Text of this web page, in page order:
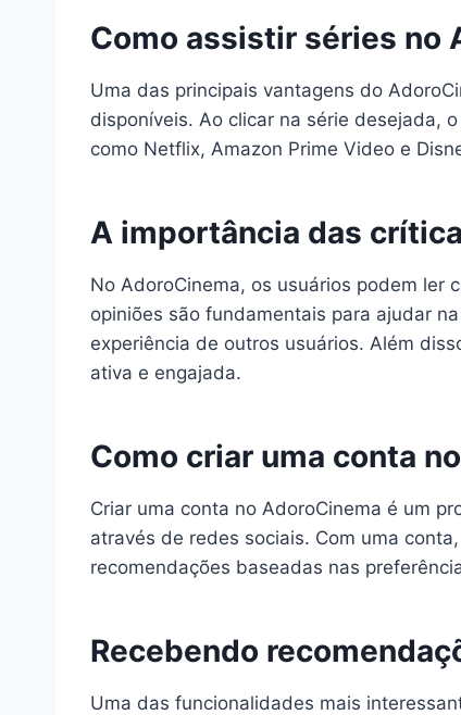
Como assistir séries no
Uma das principais vantagens do
disponíveis. Ao clicar na série desejada,
como Netflix, Amazon Prime Video e
A importância das
No AdoroCinema, os usuários podem ler
opiniões são fundamentais para ajudar
experiência de outros usuários. Além
ativa e engajada.
Como criar uma conta
Criar uma conta no AdoroCinema é um
através de redes sociais. Com uma
recomendações baseadas nas
Recebendo
Uma das funcionalidades mais